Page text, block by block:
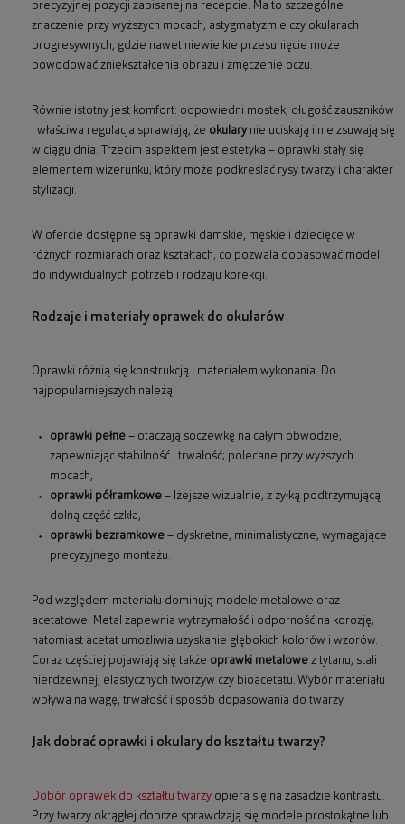
precyzyjnej pozycji zapisanej na recepcie. Ma to szczególne
znaczenie przy wyższych mocach, astygmatyzmie czy okularach
progresywnych, gdzie nawet niewielkie przesunięcie może
powodować zniekształcenia obrazu i zmęczenie oczu.
Równie istotny jest komfort: odpowiedni mostek, długość zauszników
i właściwa regulacja sprawiają, że okularynie uciskają i nie zsuwają się
w ciągu dnia. Trzecim aspektem jest estetyka – oprawki stały się
elementem wizerunku, który może podkreślać rysy twarzy i charakter
stylizacji.
W ofercie dostępne są oprawki damskie, męskie i dziecięce w
różnych rozmiarach oraz kształtach, co pozwala dopasować model
do indywidualnych potrzeb i rodzaju korekcji.
Rodzaje i materiały oprawek do okularów
Oprawki różnią się konstrukcją i materiałem wykonania. Do
najpopularniejszych należą:
oprawki pełne – otaczają soczewkę na całym obwodzie,
zapewniając stabilność i trwałość; polecane przy wyższych
mocach,
oprawki półramkowe – lżejsze wizualnie, z żyłką podtrzymującą
dolną część szkła,
oprawki bezramkowe – dyskretne, minimalistyczne, wymagające
precyzyjnego montażu.
Pod względem materiału dominują modele metalowe oraz
acetatowe. Metal zapewnia wytrzymałość i odporność na korozję,
natomiast acetat umożliwia uzyskanie głębokich kolorów i wzorów.
Coraz częściej pojawiają się także oprawki metalowe z tytanu, stali
nierdzewnej, elastycznych tworzyw czy bioacetatu. Wybór materiału
wpływa na wagę, trwałość i sposób dopasowania do twarzy.
Jak dobrać oprawki i okulary do kształtu twarzy?
Dobór oprawek do kształtu twarzy opiera się na zasadzie kontrastu.
Przy twarzy okrągłej dobrze sprawdzają się modele prostokątne lub